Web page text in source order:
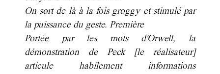
On sort de là à la fois groggy et stimulé par
la puissance du geste. Première
Portée par les mots d'Orwell, la
démonstration de Peck [le réalisateur]
articule habilement informations